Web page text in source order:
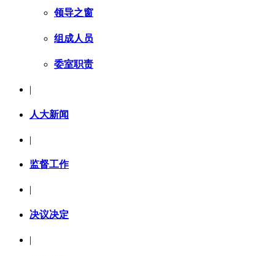
领导之窗
组成人员
委室职责
|
人大新闻
|
监督工作
决议决定
|